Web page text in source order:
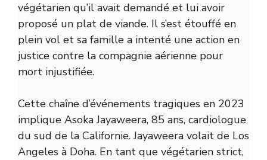
végétarien qu’il avait demandé et lui avoir
proposé un plat de viande. Il s’est étouffé en
plein vol et sa famille a intenté une action en
justice contre la compagnie aérienne pour
mort injustifiée.
Cette chaîne d’événements tragiques en 2023
implique Asoka Jayaweera, 85 ans, cardiologue
du sud de la Californie. Jayaweera volait de Los
Angeles à Doha. En tant que végétarien strict,